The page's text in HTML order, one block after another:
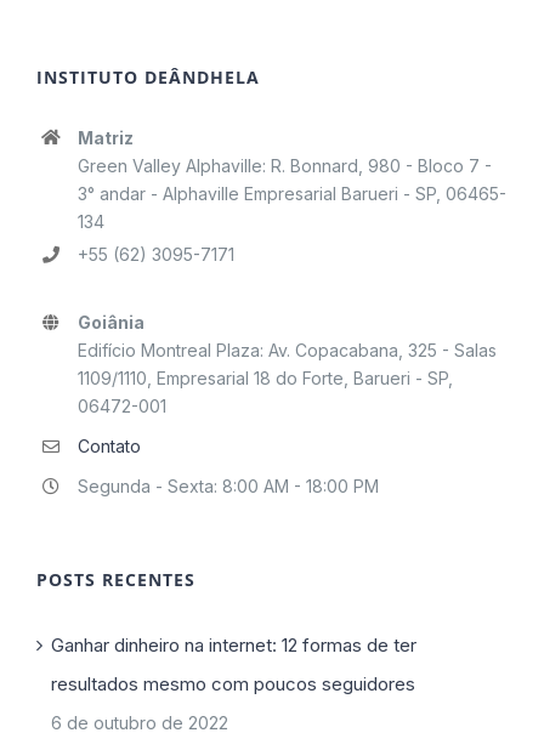
INSTITUTO DEÂNDHELA
Matriz
Green Valley Alphaville: R. Bonnard, 980 - Bloco 7 -
3° andar - Alphaville Empresarial Barueri - SP, 06465-
134
+55 (62) 3095-7171
Goiânia
Edifício Montreal Plaza: Av. Copacabana, 325 - Salas
1109/1110, Empresarial 18 do Forte, Barueri - SP,
06472-001
Contato
Segunda - Sexta: 8:00 AM - 18:00 PM
POSTS RECENTES
Ganhar dinheiro na internet: 12 formas de ter
resultados mesmo com poucos seguidores
6 de outubro de 2022